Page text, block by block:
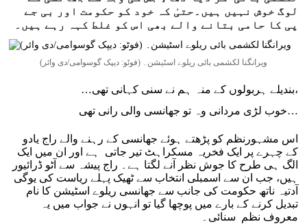
لوگ خوش نہیں ہیں۔حتیٰ کہ خود کو حکومت اور بی جے
پی کا حامی بتانے والے بھی اس کو غلط کہہ رہے ہیں۔
ویرانگنا لکشمی بائی ریلوے اسٹیشن۔ (فوٹو: دیپک گوسوامی/دی وائر)
…بندیلے ہربولوں کے منہ ہم نے سنی کہانی تھی،
خوب لڑی مردانی وہ تو جھانسی والی رانی تھی…
اس مشہورنظم کو پڑھتے ہوئے جھانسی کے رہنے والے راج یادو
کے چہرے پر ایک فخریہ مسکراہٹ تیر جاتی ہے اور ان میں ایک
الگ ہی طرح کا جوش نظر آنے لگتا ہے۔ راج پیشہ سے آٹو ڈرائیور
ہیں، جب ان سے اسمبلی انتخاب سے ٹھیک پہلے ریاست کی یوگی
آدتیہ ناتھ حکومت کی جانب سے جھانسی ریلوے اسٹیشن کا نام
تبدیل کرنے کے بارے میں پوچھا گیا تو انہوں نے جواب میں یہ
معروف نظم سنائی۔